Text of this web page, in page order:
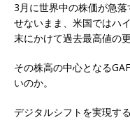
3月に世界中の株価が急
せないまま、米国ではハ
末にかけて過去最高値の
その株高の中心となる
いのか。
デジタルシフトを実現す